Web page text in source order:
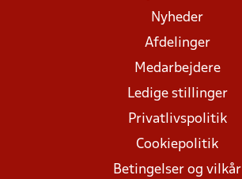
Nyheder
Afdelinger
Medarbejdere
Ledige stillinger
Privatlivspolitik
Cookiepolitik
Betingelser og vilkår